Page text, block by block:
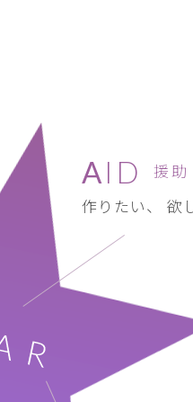
AID
援
作りたい、 欲